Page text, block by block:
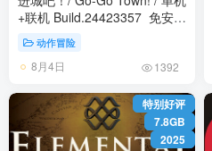
+联机 Build.24423357 免安装
动作冒险
8月4日 1392
特别好评
7.8GB
2025